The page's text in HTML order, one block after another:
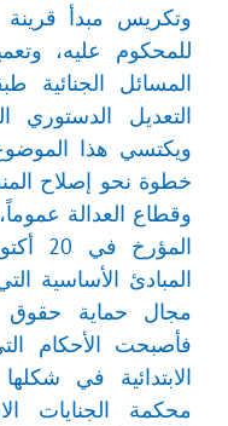
وتكريس مبدأ قرينة
للمحكوم عليه،
ويكتسي هذا
خطوة نحو إصلاح
وقطاع العدالة
المبادئ الأساسية
مجال حماية حقوق
فأصبحت الأحكام
الابتدائية في
محكمة الجنايات